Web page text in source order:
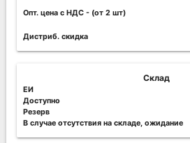
Опт. цена c НДС - (от 2 шт)
Дистриб. скидка
Склад
ЕИ
Доступно
Резерв
В случае отсутствия на складе, ожидание